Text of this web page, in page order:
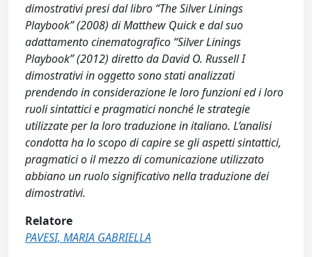
dimostrativi presi dal libro “The Silver Linings
Playbook” (2008) di Matthew Quick e dal suo
adattamento cinematografico “Silver Linings
Playbook” (2012) diretto da David O. Russell I
dimostrativi in oggetto sono stati analizzati
prendendo in considerazione le loro funzioni ed i loro
ruoli sintattici e pragmatici nonché le strategie
utilizzate per la loro traduzione in italiano. L’analisi
condotta ha lo scopo di capire se gli aspetti sintattici,
pragmatici o il mezzo di comunicazione utilizzato
abbiano un ruolo significativo nella traduzione dei
dimostrativi.
Relatore
PAVESI, MARIA GABRIELLA